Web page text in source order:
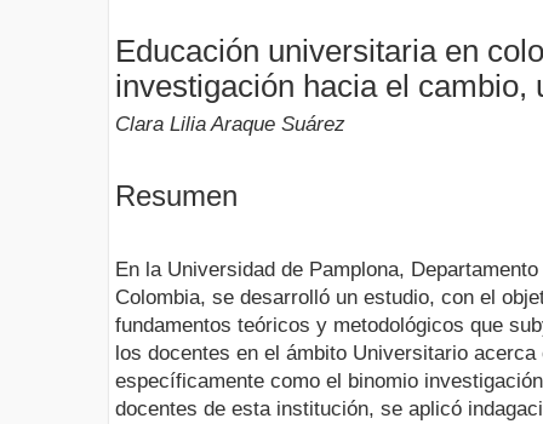
Educación universitaria en
investigación hacia el cambio,
Clara Lilia Araque Suárez
Resumen
En la Universidad de Pamplona,
Colombia, se desarrolló un estudio, con el
fundamentos teóricos y metodológicos que
los docentes en el ámbito Universitario
específicamente como el binomio
docentes de esta institución, se aplicó